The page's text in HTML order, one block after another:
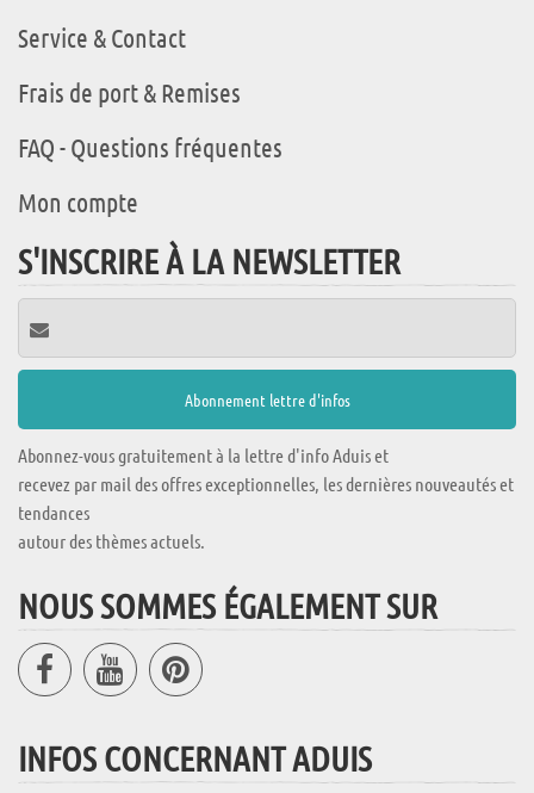
Service & Contact
Frais de port & Remises
FAQ - Questions fréquentes
Mon compte
S'INSCRIRE À LA NEWSLETTER
Abonnez-vous gratuitement à la lettre d'info Aduis et
recevez par mail des offres exceptionnelles, les dernières nouveautés et
tendances
autour des thèmes actuels.
NOUS SOMMES ÉGALEMENT SUR
INFOS CONCERNANT ADUIS